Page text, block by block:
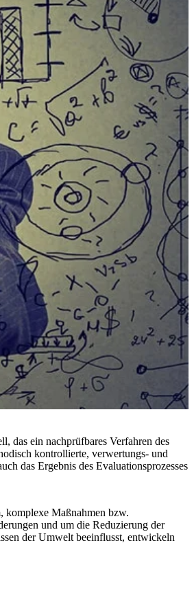
das ein nachprüfbares Verfahren des
kontrollierte, verwertungs- und
das Ergebnis des Evaluationsprozesses
komplexe Maßnahmen bzw.
und um die Reduzierung der
der Umwelt beeinflusst, entwickeln